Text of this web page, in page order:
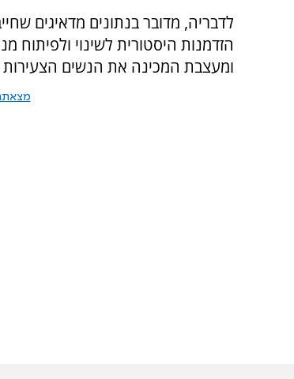
לדבריה, מדובר בנתונים מדאיגים
הזדמנות היסטורית לשינוי
ומעצבת המכינה את הנשים